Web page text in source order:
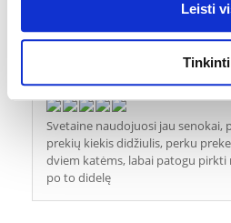
Leisti
Tinkinti
Svetaine naudojuosi jau senokai,
prekių kiekis didžiulis, perku
dviem katėms, labai patogu pirkti
po to didelę